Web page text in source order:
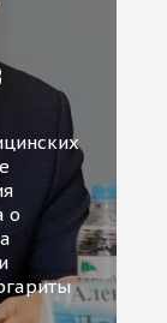
о